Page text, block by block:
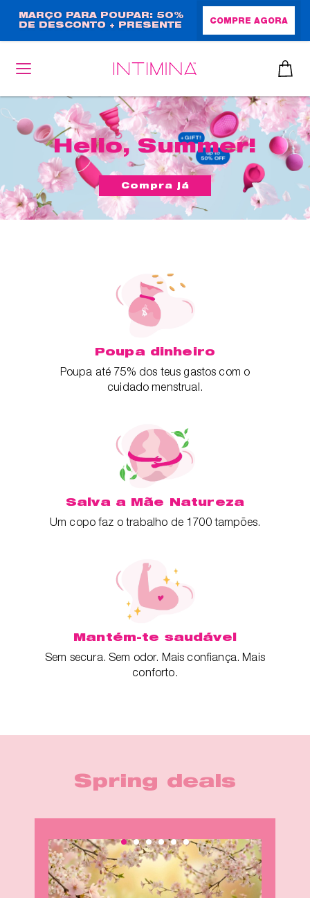
para
o
conteúdo
principal
MARÇO PARA POUPAR: 50%
DE DESCONTO + PRESENTE
COMPRE AGORA
Hello, Summer!
Compra já
Poupa dinheiro
Poupa até 75% dos teus gastos com o
cuidado menstrual.
Salva a Mãe Natureza
Um copo faz o trabalho de 1700 tampões.
Mantém-te saudável
Sem secura. Sem odor. Mais confiança. Mais
conforto.
Spring deals